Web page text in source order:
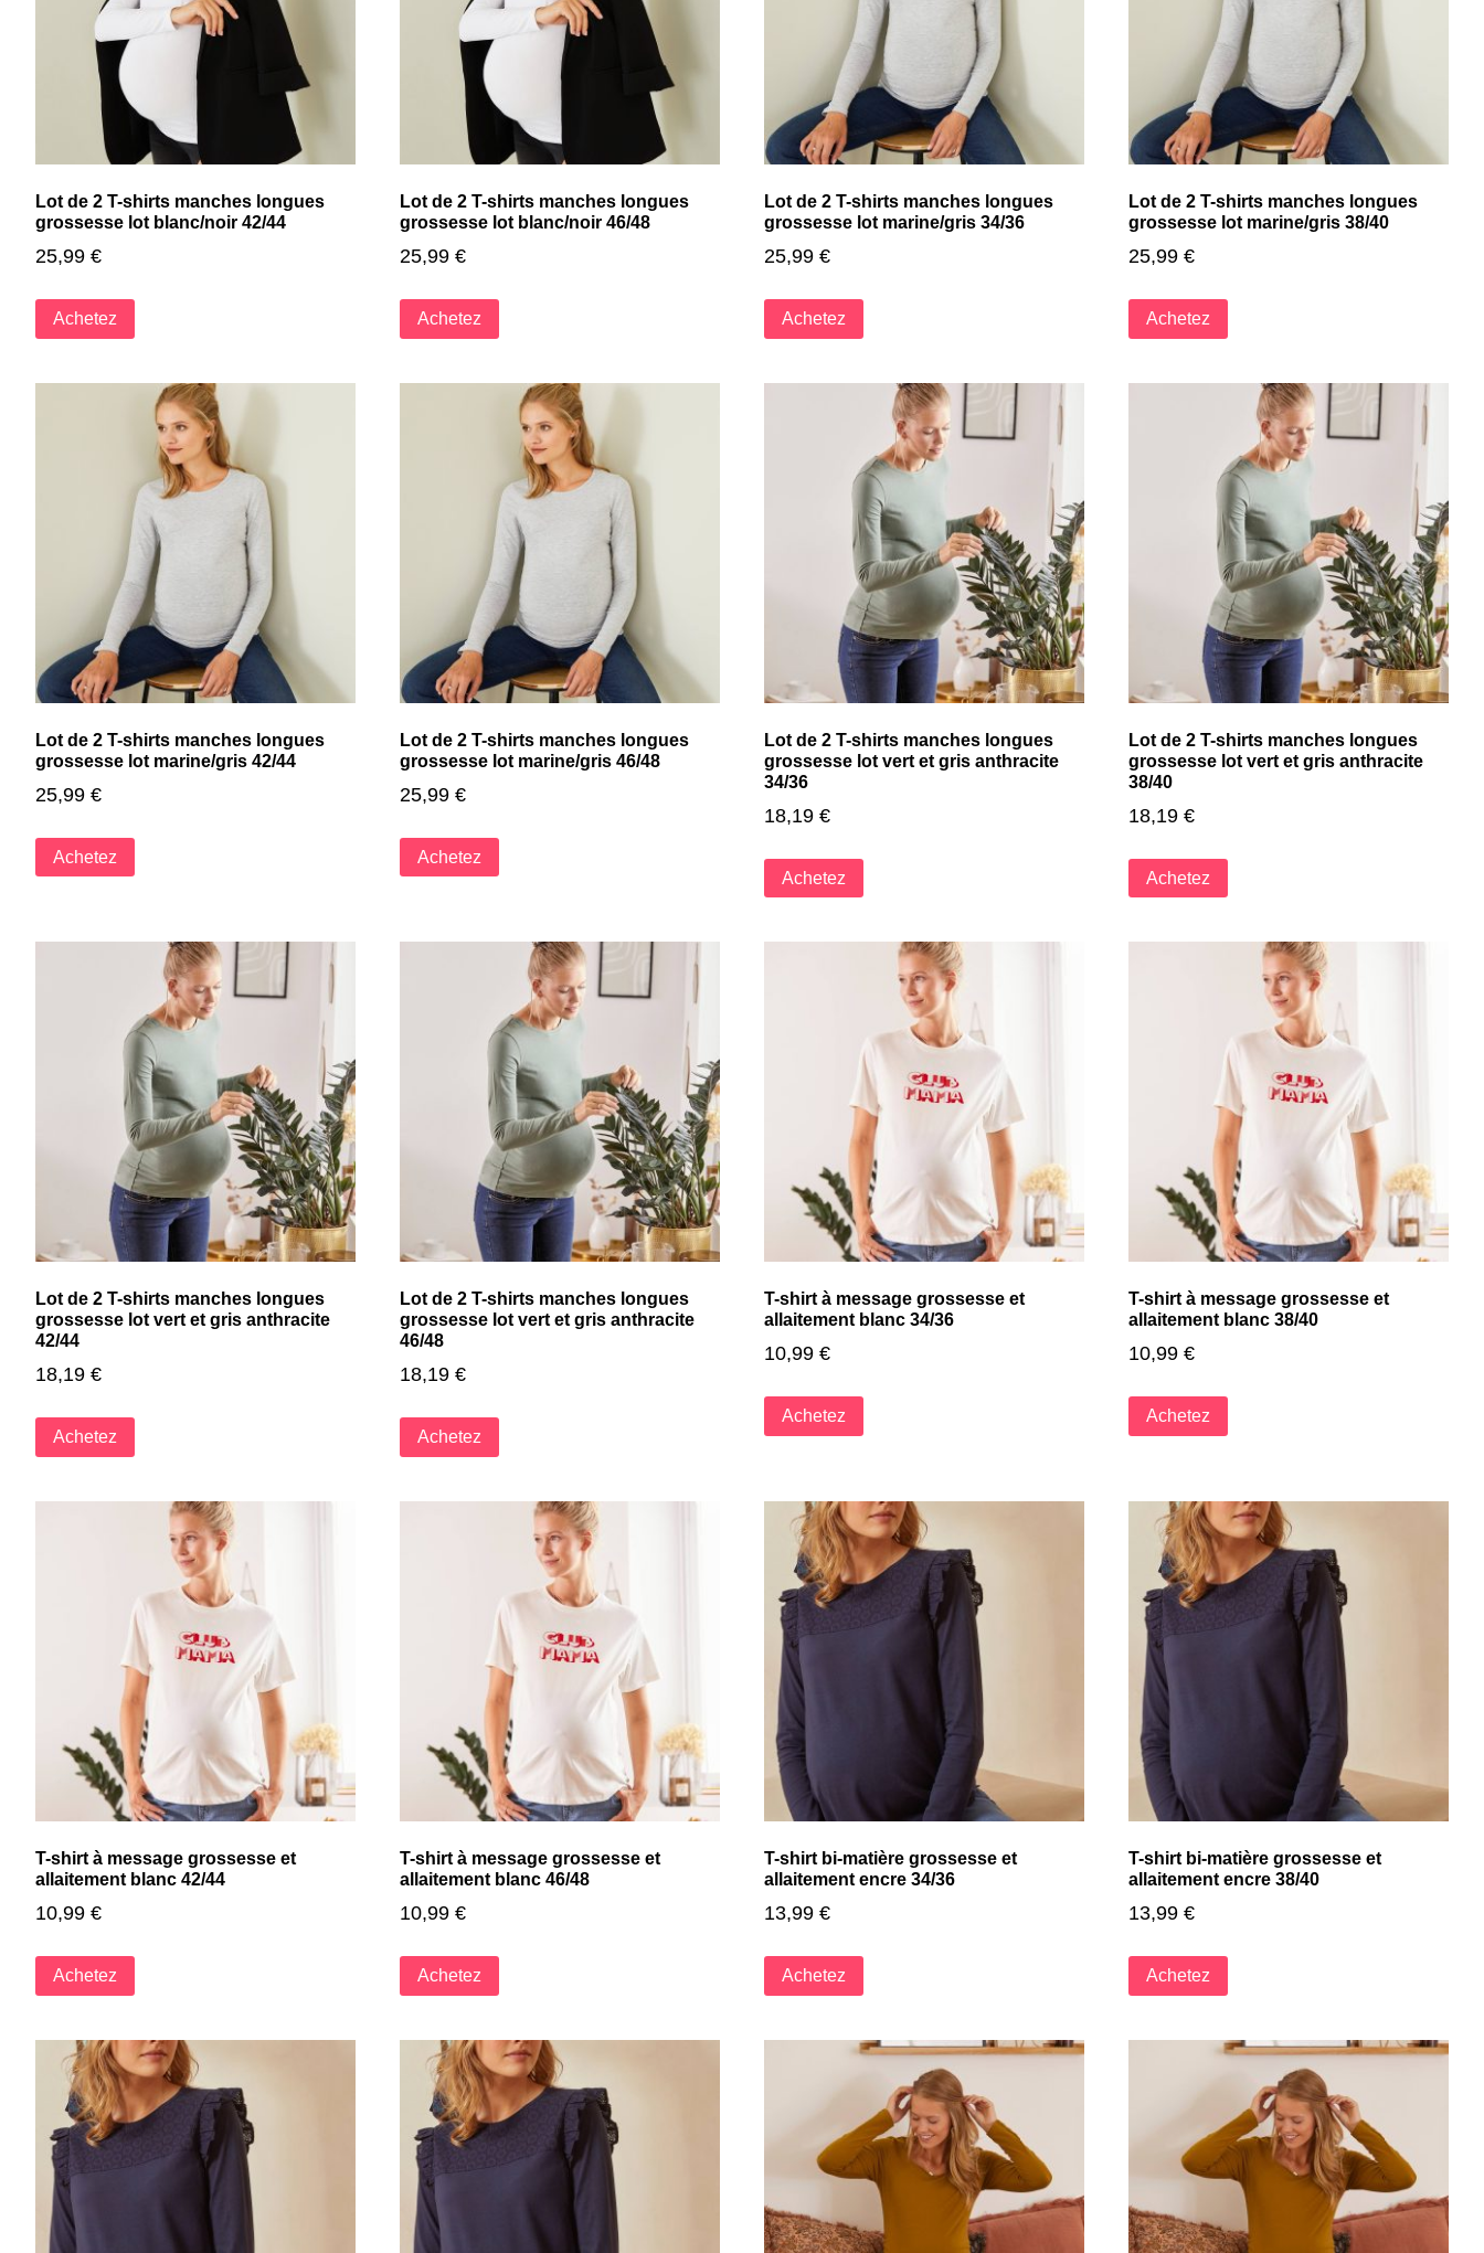
Lot de 2 T-shirts manches longues
grossesse lot blanc/noir 42/44
25,99 €
Achetez
Lot de 2 T-shirts manches longues
grossesse lot blanc/noir 46/48
25,99 €
Achetez
Lot de 2 T-shirts manches longues
grossesse lot marine/gris 34/36
25,99 €
Achetez
Lot de 2 T-shirts manches longues
grossesse lot marine/gris 38/40
25,99 €
Achetez
Lot de 2 T-shirts manches longues
grossesse lot marine/gris 42/44
25,99 €
Achetez
Lot de 2 T-shirts manches longues
grossesse lot marine/gris 46/48
25,99 €
Achetez
Lot de 2 T-shirts manches longues
grossesse lot vert et gris anthracite
34/36
18,19 €
Achetez
Lot de 2 T-shirts manches longues
grossesse lot vert et gris anthracite
38/40
18,19 €
Achetez
Lot de 2 T-shirts manches longues
grossesse lot vert et gris anthracite
42/44
18,19 €
Achetez
Lot de 2 T-shirts manches longues
grossesse lot vert et gris anthracite
46/48
18,19 €
Achetez
T-shirt à message grossesse et
allaitement blanc 34/36
10,99 €
Achetez
T-shirt à message grossesse et
allaitement blanc 38/40
10,99 €
Achetez
T-shirt à message grossesse et
allaitement blanc 42/44
10,99 €
Achetez
T-shirt à message grossesse et
allaitement blanc 46/48
10,99 €
Achetez
T-shirt bi-matière grossesse et
allaitement encre 34/36
13,99 €
Achetez
T-shirt bi-matière grossesse et
allaitement encre 38/40
13,99 €
Achetez